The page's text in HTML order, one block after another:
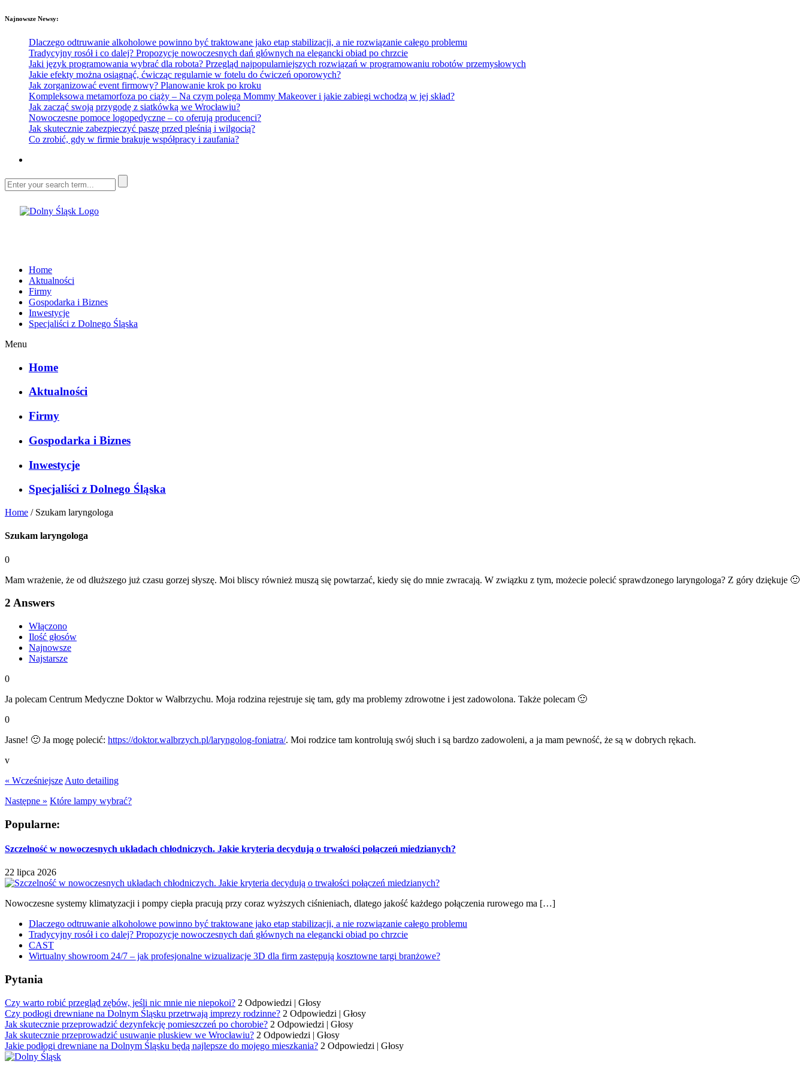
Najnowsze Newsy:
Dlaczego odtruwanie alkoholowe powinno być traktowane jako etap stabilizacji, a nie rozwiązanie całego problemu
Tradycyjny rosół i co dalej? Propozycje nowoczesnych dań głównych na elegancki obiad po chrzcie
Jaki język programowania wybrać dla robota? Przegląd najpopularniejszych rozwiązań w programowaniu robotów przemysłowych
Jakie efekty można osiągnąć, ćwicząc regularnie w fotelu do ćwiczeń oporowych?
Jak zorganizować event firmowy? Planowanie krok po kroku
Kompleksowa metamorfoza po ciąży – Na czym polega Mommy Makeover i jakie zabiegi wchodzą w jej skład?
Jak zacząć swoją przygodę z siatkówką we Wrocławiu?
Nowoczesne pomoce logopedyczne – co oferują producenci?
Jak skutecznie zabezpieczyć paszę przed pleśnią i wilgocią?
Co zrobić, gdy w firmie brakuje współpracy i zaufania?
Home
Aktualności
Firmy
Gospodarka i Biznes
Inwestycje
Specjaliści z Dolnego Śląska
Menu
Home
Aktualności
Firmy
Gospodarka i Biznes
Inwestycje
Specjaliści z Dolnego Śląska
Home / Szukam laryngologa
Szukam laryngologa
0
Mam wrażenie, że od dłuższego już czasu gorzej słyszę. Moi bliscy również muszą się powtarzać, kiedy się do mnie zwracają. W związku z tym, możecie polecić sprawdzonego laryngologa? Z góry dziękuje 🙂
2 Answers
Włączono
Ilość głosów
Najnowsze
Najstarsze
0
Ja polecam Centrum Medyczne Doktor w Wałbrzychu. Moja rodzina rejestruje się tam, gdy ma problemy zdrowotne i jest zadowolona. Także polecam 🙂
0
Jasne! 🙂 Ja mogę polecić: https://doktor.walbrzych.pl/laryngolog-foniatra/. Moi rodzice tam kontrolują swój słuch i są bardzo zadowoleni, a ja mam pewność, że są w dobrych rękach.
v
« Wcześniejsze Auto detailing
Następne » Które lampy wybrać?
Popularne:
Szczelność w nowoczesnych układach chłodniczych. Jakie kryteria decydują o trwałości połączeń miedzianych?
22 lipca 2026
Nowoczesne systemy klimatyzacji i pompy ciepła pracują przy coraz wyższych ciśnieniach, dlatego jakość każdego połączenia rurowego ma […]
Dlaczego odtruwanie alkoholowe powinno być traktowane jako etap stabilizacji, a nie rozwiązanie całego problemu
Tradycyjny rosół i co dalej? Propozycje nowoczesnych dań głównych na elegancki obiad po chrzcie
CAST
Wirtualny showroom 24/7 – jak profesjonalne wizualizacje 3D dla firm zastępują kosztowne targi branżowe?
Pytania
Czy warto robić przegląd zębów, jeśli nic mnie nie niepokoi? 2 Odpowiedzi | Głosy
Czy podłogi drewniane na Dolnym Śląsku przetrwają imprezy rodzinne? 2 Odpowiedzi | Głosy
Jak skutecznie przeprowadzić dezynfekcję pomieszczeń po chorobie? 2 Odpowiedzi | Głosy
Jak skutecznie przeprowadzić usuwanie pluskiew we Wrocławiu? 2 Odpowiedzi | Głosy
Jakie podłogi drewniane na Dolnym Śląsku będą najlepsze do mojego mieszkania? 2 Odpowiedzi | Głosy